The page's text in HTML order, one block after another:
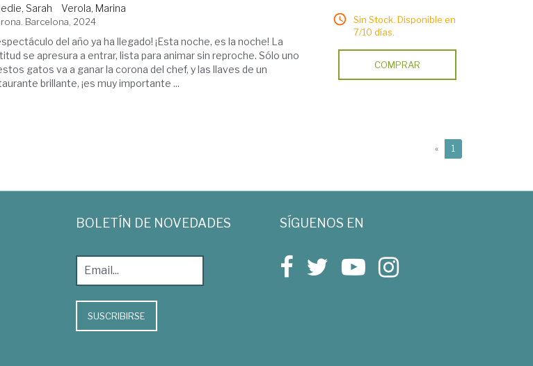
Sarah Verola, Marina
Barcelona, 2024
del año ya ha llegado! ¡Esta noche, es la noche! La
se apresura a entrar, lista para animar sin reproche. Sólo uno
gatos va a ganar la corona del chef, y las llaves de un
brillante, ¡es muy importante ...
Sin Stock. Disponible en
7/10 días.
COMPRAR
« 1
BOLETÍN DE NOVEDADES
SUSCRIBIRSE
SÍGUENOS EN